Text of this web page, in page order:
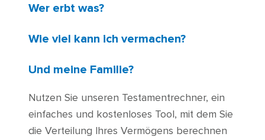
Wer erbt was?
Wie viel kann ich vermachen?
Und meine Familie?
Nutzen Sie unseren Testamentrechner, ein
einfaches und kostenloses Tool, mit dem Sie
die Verteilung Ihres Vermögens berechnen